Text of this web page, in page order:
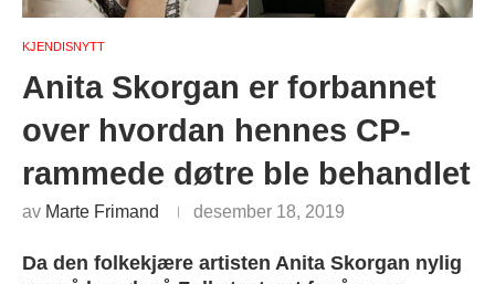
KJENDISNYTT
Anita Skorgan er forbannet
over hvordan hennes CP-
rammede døtre ble behandlet
av Marte Frimand desember 18, 2019
Da den folkekjære artisten Anita Skorgan nylig